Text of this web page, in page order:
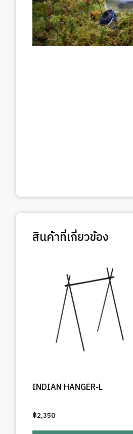
สินค้าที่เกี่ยวข้อง
INDIAN HANGER-L
฿2,350